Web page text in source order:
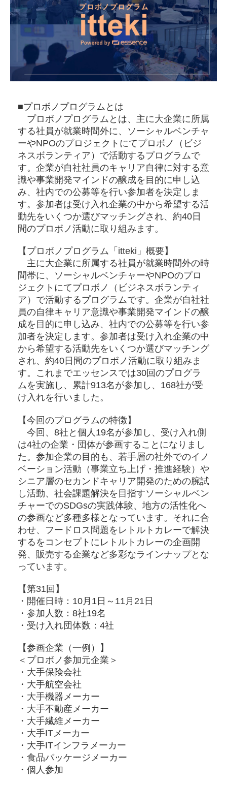
■プロボノプログラムとは
プロボノプログラムとは、主に大企業に所属
する社員が就業時間外に、ソーシャルベンチャ
ーやNPOのプロジェクトにてプロボノ（ビジ
ネスボランティア）で活動するプログラムで
す。企業が自社社員のキャリア自律に対する意
識や事業開発マインドの醸成を目的に申し込
み、社内での公募等を行い参加者を決定しま
す。参加者は受け入れ企業の中から希望する活
動先をいくつか選びマッチングされ、約40日
間のプロボノ活動に取り組みます。
【プロボノプログラム「itteki」概要】
主に大企業に所属する社員が就業時間外の時
間帯に、ソーシャルベンチャーやNPOのプロ
ジェクトにてプロボノ（ビジネスボランティ
ア）で活動するプログラムです。企業が自社社
員の自律キャリア意識や事業開発マインドの醸
成を目的に申し込み、社内での公募等を行い参
加者を決定します。参加者は受け入れ企業の中
から希望する活動先をいくつか選びマッチング
され、約40日間のプロボノ活動に取り組みま
す。これまでエッセンスでは30回のプログラ
ムを実施し、累計913名が参加し、168社が受
け入れを行いました。
【今回のプログラムの特徴】
今回、8社と個人19名が参加し、受け入れ側
は4社の企業・団体が参画することになりまし
た。参加企業の目的も、若手層の社外でのイノ
ベーション活動（事業立ち上げ・推進経験）や
シニア層のセカンドキャリア開発のための腕試
し活動、社会課題解決を目指すソーシャルベン
チャーでのSDGsの実践体験、地方の活性化へ
の参画など多種多様となっています。それに合
わせ、フードロス問題をレトルトカレーで解決
するをコンセプトにレトルトカレーの企画開
発、販売する企業など多彩なラインナップとな
っています。
【第31回】
・開催日時：10月1日～11月21日
・参加人数：8社19名
・受け入れ団体数：4社
【参画企業（一例）】
＜プロボノ参加元企業＞
・大手保険会社
・大手航空会社
・大手機器メーカー
・大手不動産メーカー
・大手繊維メーカー
・大手ITメーカー
・大手ITインフラメーカー
・食品パッケージメーカー
・個人参加